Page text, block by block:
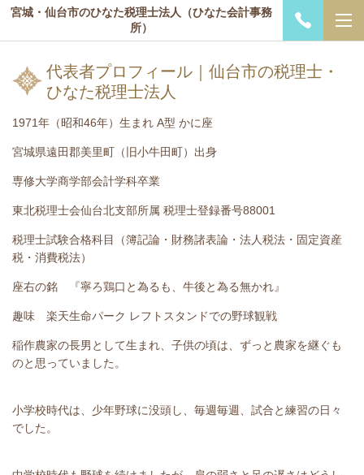
宮城・仙台市のひなた税理士法人（ひなた会計事務
所）
代表者プロフィール｜仙台市の税理士・
ひなた税理士法人
1971年（昭和46年）生まれ A型 かに座
宮城県遠田郡美里町（旧小牛田町）出身
専修大学商学部会計学科卒業
東北税理士会仙台北支部所属 税理士登録番号88001
税理士試験合格科目（簿記論・財務諸表論・法人税法・固定資産
税・消費税法）
座右の銘 『寧ろ鶏口と為るも、牛後と為る無かれ』
趣味 楽天生命パーク レフトスタンドでの野球観戦
稲作農家の長男として生まれ、子供の頃は、ずっと農家を継ぐも
のと思っていました。
小学校時代は、少年野球に没頭し、毎週毎週、試合と練習の日々
でした。